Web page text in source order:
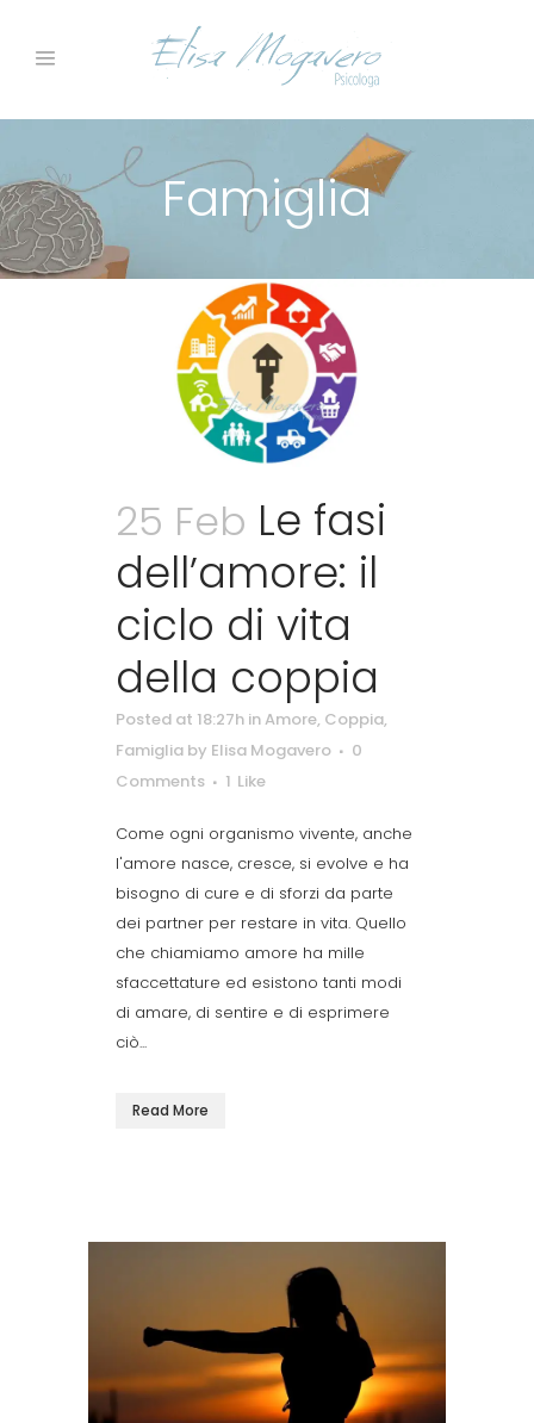
Famiglia
25 Feb Le fasi
dell’amore: il
ciclo di vita
della coppia
Posted at 18:27h inAmore, Coppia,
Famiglia by Elisa Mogavero
0
Comments
1 Like
Come ogni organismo vivente, anche
l'amore nasce, cresce, si evolve e ha
bisogno di cure e di sforzi da parte
dei partner per restare in vita. Quello
che chiamiamo amore ha mille
sfaccettature ed esistono tanti modi
di amare, di sentire e di esprimere
ciò...
Read More